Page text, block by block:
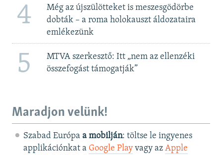
4
Még az újszülötteket is meszesgödörbe
dobták – a roma holokauszt áldozataira
emlékezünk
5
MTVA szerkesztő: Itt „nem az ellenzéki
összefogást támogatják”
Maradjon velünk!
Szabad Európa a mobilján: töltse le ingyenes
applikációnkat a Google Playvagy az Apple